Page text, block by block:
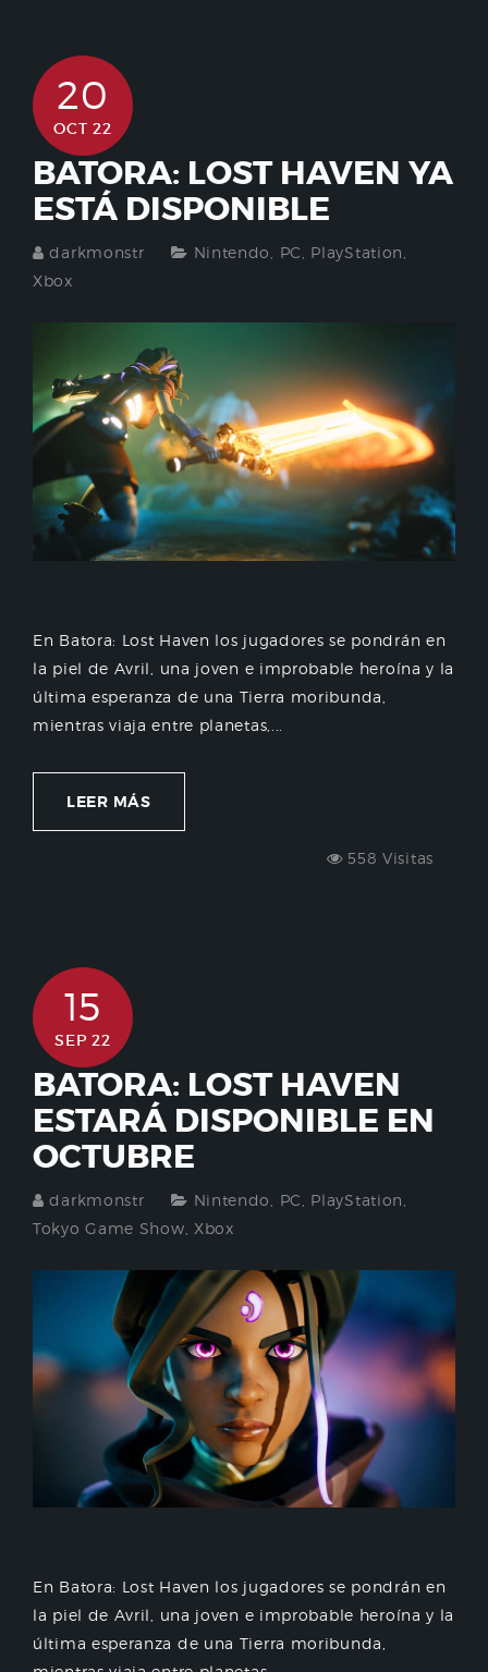
20
OCT 22
BATORA: LOST HAVEN YA
ESTÁ DISPONIBLE
darkmonstr Nintendo PC PlayStation
Xbox
En Batora: Lost Haven los jugadores se pondrán en
la piel de Avril, una joven e improbable heroína y la
última esperanza de una Tierra moribunda,
mientras viaja entre planetas,...
LEER MÁS
558 Visitas
15
SEP 22
BATORA: LOST HAVEN
ESTARÁ DISPONIBLE EN
OCTUBRE
darkmonstr Nintendo PC PlayStation
Tokyo Game Show Xbox
En Batora: Lost Haven los jugadores se pondrán en
la piel de Avril, una joven e improbable heroína y la
última esperanza de una Tierra moribunda,